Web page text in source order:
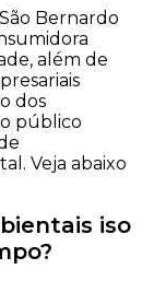
Bernardo
além de
dos
público
Veja abaixo
iso